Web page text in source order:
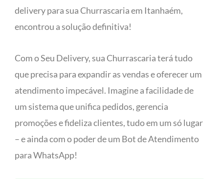
delivery para sua Churrascaria em Itanhaém,
encontrou a solução definitiva!
Com o Seu Delivery, sua Churrascaria terá tudo
que precisa para expandir as vendas e oferecer um
atendimento impecável. Imagine a facilidade de
um sistema que unifica pedidos, gerencia
promoções e fideliza clientes, tudo em um só lugar
– e ainda com o poder de um Bot de Atendimento
para WhatsApp!